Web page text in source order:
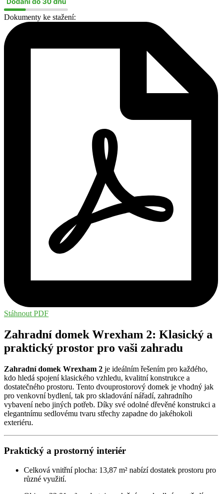
Dokumenty ke stažení:
Stáhnout PDF
Zahradní domek Wrexham 2: Klasický a
praktický prostor pro vaši zahradu
Zahradní domek Wrexham 2 je ideálním řešením pro každého,
kdo hledá spojení klasického vzhledu, kvalitní konstrukce a
dostatečného prostoru. Tento dvouprostorový domek je vhodný jak
pro venkovní bydlení, tak pro skladování nářadí, zahradního
vybavení nebo jiných potřeb. Díky své odolné dřevěné konstrukci a
elegantnímu sedlovému tvaru střechy zapadne do jakéhokoli
exteriéru.
Praktický a prostorný interiér
Celková vnitřní plocha: 13,87 m² nabízí dostatek prostoru pro
různé využití.